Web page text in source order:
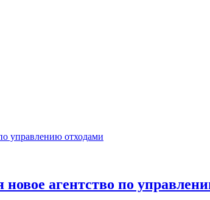
агентство по